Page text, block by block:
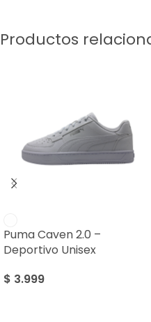
Productos
Puma Caven 2.0 –
Deportivo Unisex
$ 3.999